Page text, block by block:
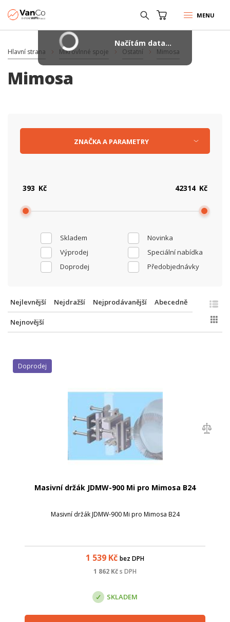
MENU
Hlavní strana Mikrovlnné spoje Ostatní Mimosa
Mimosa
Skladem
Novinka
Výprodej
Speciální nabídka
Doprodej
Předobjednávky
Kč Kč
ZNAČKAA PARAMETRY
Nejlevnější Nejdražší Nejprodávanější Abecedně
Nejnovější
Masivní držák JDMW-900 Mi pro Mimosa B24
Masivní držák JDMW-900 Mi pro Mimosa B24
1 539 Kč bez DPH
1 862 Kčs DPH
Doprodej
SKLADEM
Načítám data...